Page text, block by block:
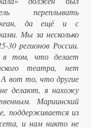
переплывать
да ещё и с
Мы за несколько
30 регионов России.
в том, что делает
театра, нет
А вот то, что другие
делают, я нахожу
Мариинский
поддерживается из
и нам никто не